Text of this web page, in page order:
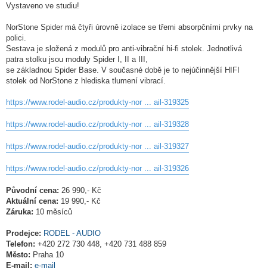
Vystaveno ve studiu!
NorStone Spider má čtyři úrovně izolace se třemi absorpčními prvky na
polici.
Sestava je složená z modulů pro anti-vibrační hi-fi stolek. Jednotlivá
patra stolku jsou moduly Spider I, II a III,
se základnou Spider Base. V současné době je to nejúčinnější HIFI
stolek od NorStone z hlediska tlumení vibrací.
https://www.rodel-audio.cz/produkty-nor ... ail-319325
https://www.rodel-audio.cz/produkty-nor ... ail-319328
https://www.rodel-audio.cz/produkty-nor ... ail-319327
https://www.rodel-audio.cz/produkty-nor ... ail-319326
Původní cena: 26 990,- Kč
Aktuální cena: 19 990,- Kč
Záruka: 10 měsíců
Prodejce: RODEL - AUDIO
Telefon: +420 272 730 448, +420 731 488 859
Město: Praha 10
E-mail: e-mail